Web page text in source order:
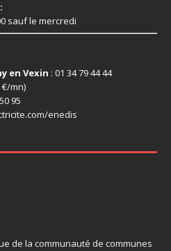
sauf le mercredi
en Vexin : 01 34 79 44 44
€/mn)
95
enedis
de la communauté de communes